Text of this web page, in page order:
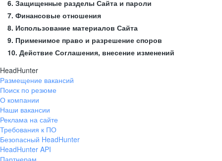
6. Защищенные разделы Сайта и пароли
7. Финансовые отношения
8. Использование материалов Сайта
9. Применимое право и разрешение споров
10. Действие Соглашения, внесение изменений
HeadHunter
Размещение вакансий
Поиск по резюме
О компании
Наши вакансии
Реклама на сайте
Требования к ПО
Безопасный HeadHunter
HeadHunter API
Партнерам